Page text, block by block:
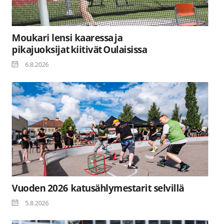
Moukari lensi kaaressa ja
pikajuoksijat kiitivät Oulaisissa
6.8.2026
Vuoden 2026 katusählymestarit selvillä
5.8.2026